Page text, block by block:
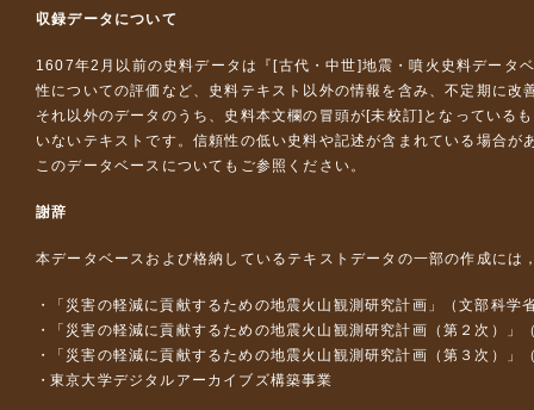
収録データについて
1607年2月以前の史料データは『 [古代・中世]地震・噴火史料データ
性についての評価など、史料テキスト以外の情報を含み、不定期に改
それ以外のデータのうち、史料本文欄の冒頭が[未校訂]となっている
いないテキストです。信頼性の低い史料や記述が含まれている場合が
このデータベースについて もご参照ください。
謝辞
本データベースおよび格納しているテキストデータの一部の作成には
「災害の軽減に貢献するための地震火山観測研究計画」（文部科学
「災害の軽減に貢献するための地震火山観測研究計画（第２次）」
「災害の軽減に貢献するための地震火山観測研究計画（第３次）」
東京大学デジタルアーカイブズ構築事業